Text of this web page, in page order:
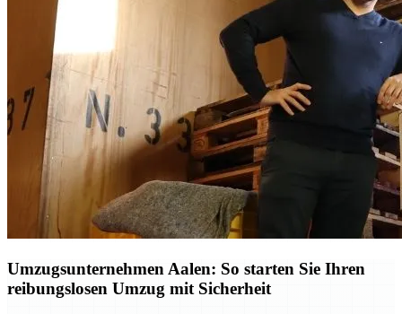
Umzugsunternehmen Aalen: So starten Sie Ihren
reibungslosen Umzug mit Sicherheit